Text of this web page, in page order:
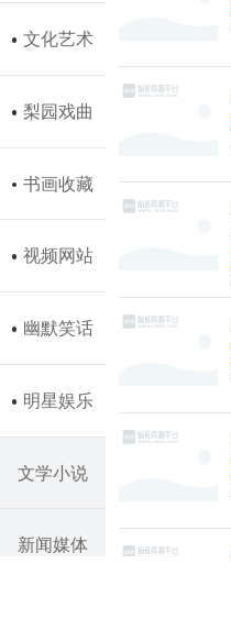
文化艺术
梨园戏曲
书画收藏
视频网站
幽默笑话
明星娱乐
文学小说
新闻媒体